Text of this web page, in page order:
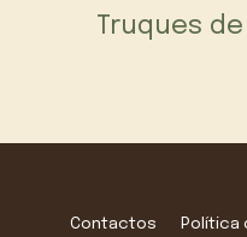
Truques
Contactos Política